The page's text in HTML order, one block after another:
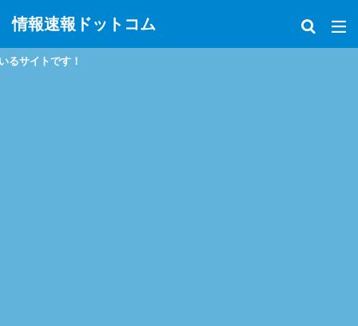
情報速報ドットコム